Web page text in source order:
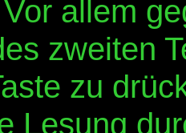
allem
zweiten
zu
Lesung